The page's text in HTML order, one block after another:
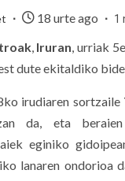
18 urte ago 1
, Iruran, urriak
dute ekitaldiko
irudiaren sortzaile
da, eta
eginiko
lanaren ondorioa